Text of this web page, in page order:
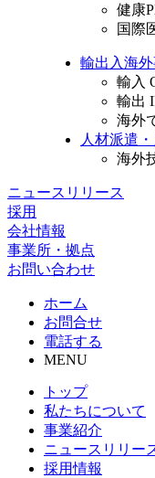
健康
国際
輸出入海
輸入
輸出
海外
人材派遣
海外
ニュースリリース
採用
会社情報
事業所・拠点
お問い合わせ
ホーム
お問合せ
電話する
MENU
トップ
私たちについて
事業紹介
ニュースリリー
採用情報